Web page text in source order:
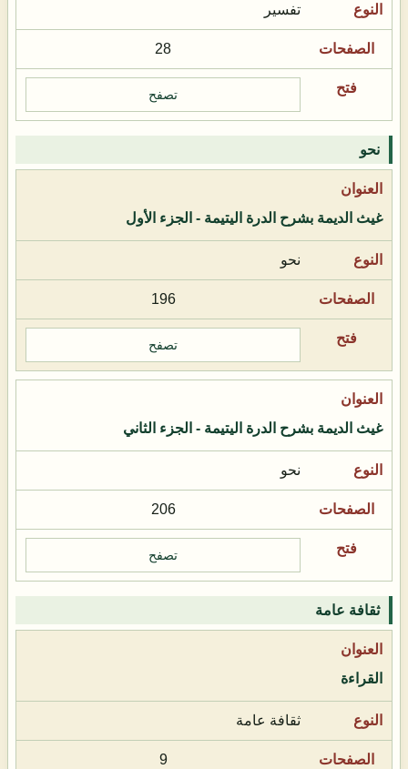
تفسير
28
تصفح
نحو
غيث الديمة بشرح الدرة اليتيمة - الجزء الأول
نحو
196
تصفح
غيث الديمة بشرح الدرة اليتيمة - الجزء الثاني
نحو
206
تصفح
ثقافة عامة
القراءة
ثقافة عامة
9